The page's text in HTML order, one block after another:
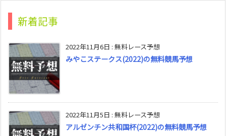
新着記事
2022年11月6日 : 無料レース予想
みやこステークス(2022)の無料競馬予想
2022年11月5日 : 無料レース予想
アルゼンチン共和国杯(2022)の無料競馬予想